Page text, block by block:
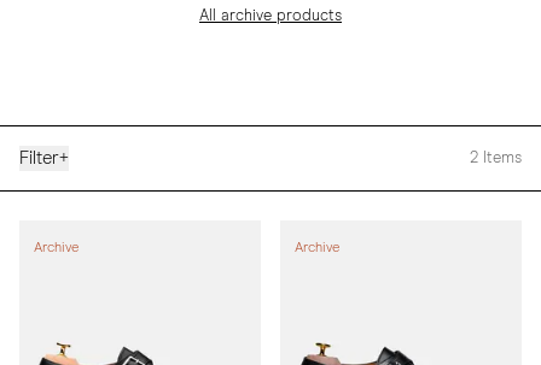
All archive products
Filter+ 2 Items
Archive Archive